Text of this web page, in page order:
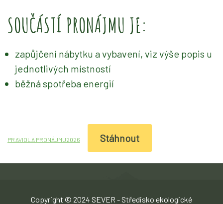
SOUČÁSTÍ PRONÁJMU JE:
zapůjčení nábytku a vybavení, viz výše popis u
jednotlivých místností
běžná spotřeba energií
PRAVIDLA PRONÁJMU2026 Stáhnout
Copyright © 2024 SEVER - Středisko ekologické